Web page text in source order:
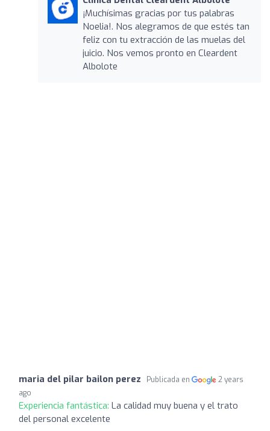
¡Muchísimas gracias por tus palabras
Noelia!. Nos alegramos de que estés tan
feliz con tu extracción de las muelas del
juicio. Nos vemos pronto en Cleardent
Albolote
maria del pilar bailon perez Publicada en
2 years
ago
Experiencia fantástica: La calidad muy buena y el trato
del personal excelente